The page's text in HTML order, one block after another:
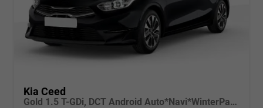
Kia Ceed
Gold 1.5 T-GDi, DCT Android Auto*Navi*WinterPak*Klimaauto*16"*Kamera*PrivacyGlas*